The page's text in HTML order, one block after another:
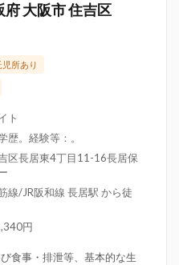
府 大阪市 住吉区
児所あり
ト
歴。経験等：。
区長居東4丁目11-16長居保
線/JR阪和線 長居駅 から徒
円
食事・排泄等、基本的な生